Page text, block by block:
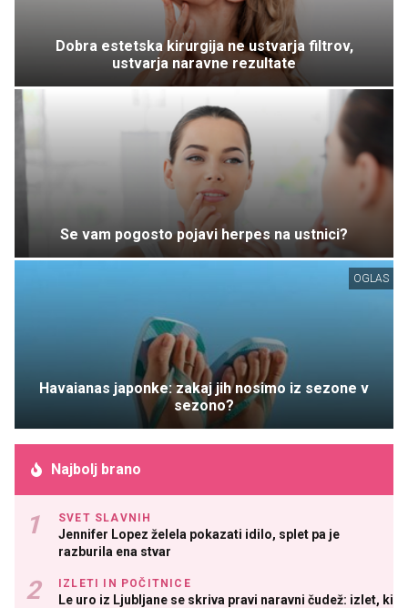
Dobra estetska kirurgija ne ustvarja filtrov,
ustvarja naravne rezultate
Se vam pogosto pojavi herpes na ustnici?
OGLAS
Havaianas japonke: zakaj jih nosimo iz sezone v
sezono?
Najbolj brano
SVET SLAVNIH
Jennifer Lopez želela pokazati idilo, splet pa je
razburila ena stvar
IZLETI IN POČITNICE
Le uro iz Ljubljane se skriva pravi naravni čudež: izlet, ki